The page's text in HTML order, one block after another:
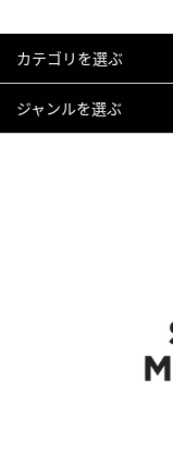
カテゴリを選ぶ
ジャンルを選ぶ